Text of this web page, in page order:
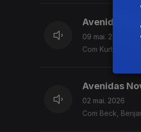
Avenidas
09 mai. 2026
Com Kurt Vile,
Avenidas
02 mai. 2026
Com Beck,